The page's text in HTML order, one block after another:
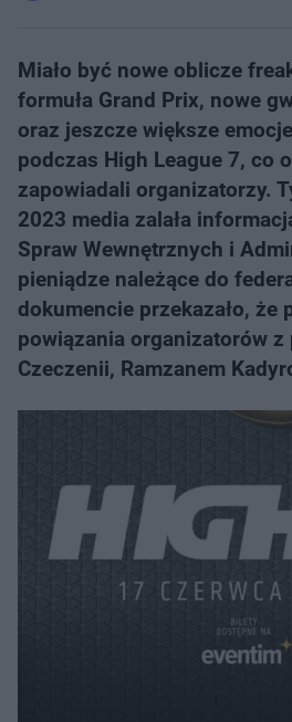
Miało być nowe oblicze
formuła Grand Prix, nowe
oraz jeszcze większe
podczas High League 7, co
zapowiadali organizatorzy.
2023 media zalała
Spraw Wewnętrznych i
pieniądze należące do
dokumencie przekazało, że
powiązania organizatorów z
Czeczenii, Ramzanem